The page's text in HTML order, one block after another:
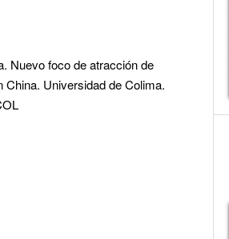
Nuevo foco de atracción de
Universidad de Colima.